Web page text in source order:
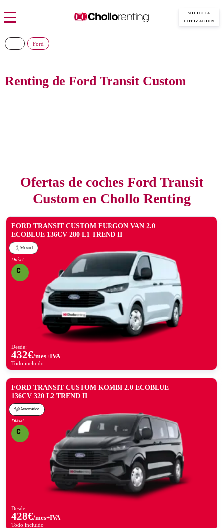
SOLICITA
COTIZACIÓN
Renting de Ford Transit Custom
Ford
Ofertas de coches Ford Transit
Custom en Chollo Renting
FORD TRANSIT CUSTOM FURGON VAN 2.0
ECOBLUE 136CV 280 L1 TREND II
Manual
Diésel
Desde:
432€/mes+IVA
Todo incluido
FORD TRANSIT CUSTOM KOMBI 2.0 ECOBLUE
136CV 320 L2 TREND II
Automático
Diésel
Desde:
428€/mes+IVA
Todo incluido